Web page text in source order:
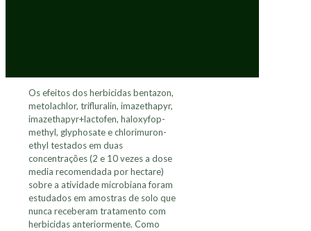
Os efeitos dos herbicidas bentazon,
metolachlor, trifluralin, imazethapyr,
imazethapyr+lactofen, haloxyfop-
methyl, glyphosate e chlorimuron-
ethyl testados em duas
concentrações (2 e 10 vezes a dose
media recomendada por hectare)
sobre a atividade microbiana foram
estudados em amostras de solo que
nunca receberam tratamento com
herbicidas anteriormente. Como